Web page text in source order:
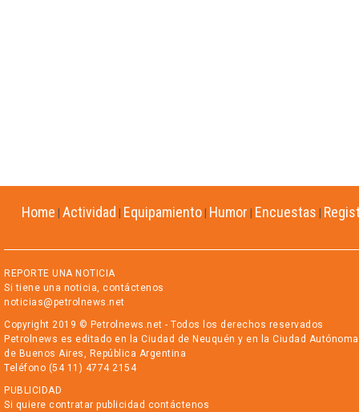
Home Actividad Equipamiento Humor Encuestas
REPORTE UNA NOTICIA
Si tiene una noticia, contáctenos
noticias@petrolnews.net
Copyright 2019 © Petrolnews.net - Todos los derechos reservados
Petrolnews es editado en la Ciudad de Neuquén y en la Ciudad Autónoma
de Buenos Aires, República Argentina
Teléfono (54 11) 4774 2154
PUBLICIDAD
Si quiere contratar publicidad contáctenos